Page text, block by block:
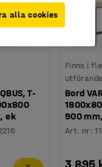
T-
ek
Finns i
Bord
900
Art. nr:
3 895
alla cookies